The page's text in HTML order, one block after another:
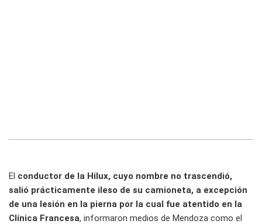
El conductor de la Hilux, cuyo nombre no trascendió,
salió prácticamente ileso de su camioneta, a excepción
de una lesión en la pierna por la cual fue atentido en la
Clínica Francesa, informaron medios de Mendoza como el